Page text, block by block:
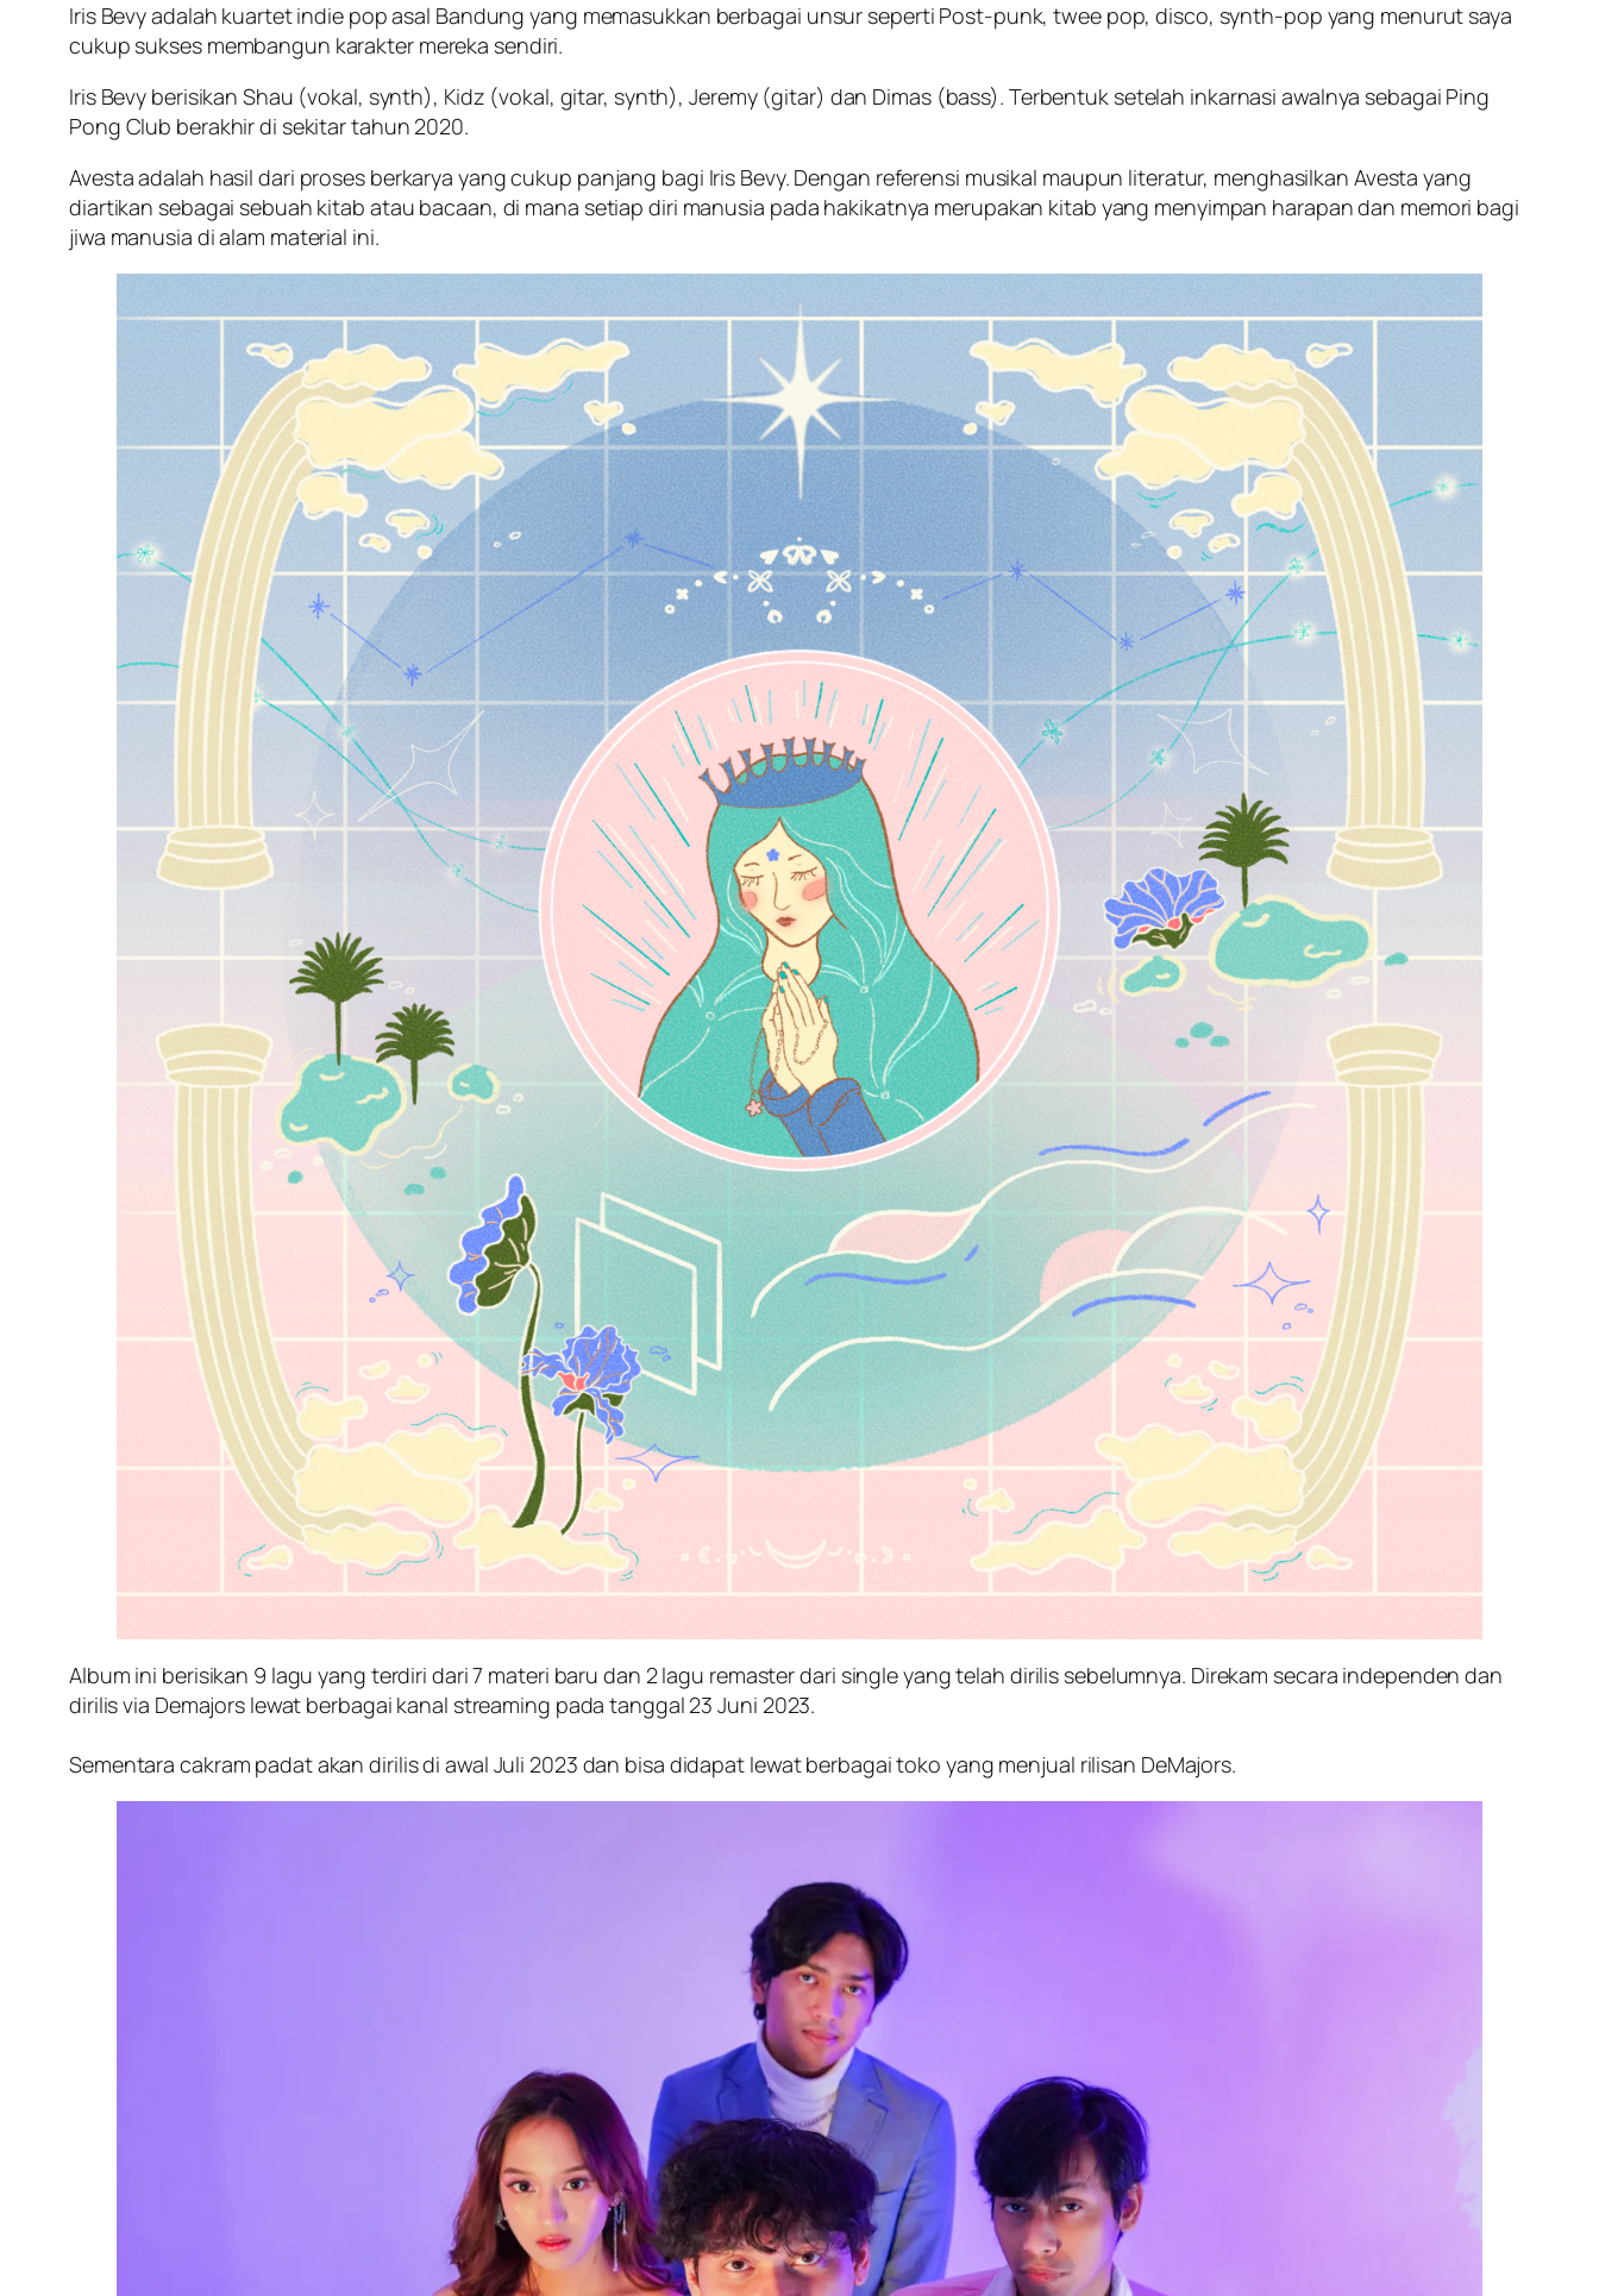
Iris Bevy adalah kuartet indie pop asal Bandung yang memasukkan berbagai unsur seperti Post-punk, twee pop, disco, synth-pop yang menurut saya
cukup sukses membangun karakter mereka sendiri.
Iris Bevy berisikan Shau (vokal, synth), Kidz (vokal, gitar, synth), Jeremy (gitar) dan Dimas (bass). Terbentuk setelah inkarnasi awalnya sebagai Ping
Pong Club berakhir di sekitar tahun 2020.
Avestaadalah hasil dari proses berkarya yang cukup panjang bagi Iris Bevy. Dengan referensi musikal maupun literatur, menghasilkan Avesta yang
diartikan sebagai sebuah kitab atau bacaan, di mana setiap diri manusia pada hakikatnya merupakan kitab yang menyimpan harapan dan memori bagi
jiwa manusia di alam material ini.
Album ini berisikan 9 lagu yang terdiri dari 7 materi baru dan 2 lagu remaster dari single yang telah dirilis sebelumnya. Direkam secara independen dan
dirilis via Demajors lewat berbagai kanal streaming pada tanggal 23 Juni 2023.
Sementara cakram padat akan dirilis di awal Juli 2023 dan bisa didapat lewat berbagai toko yang menjual rilisan DeMajors.